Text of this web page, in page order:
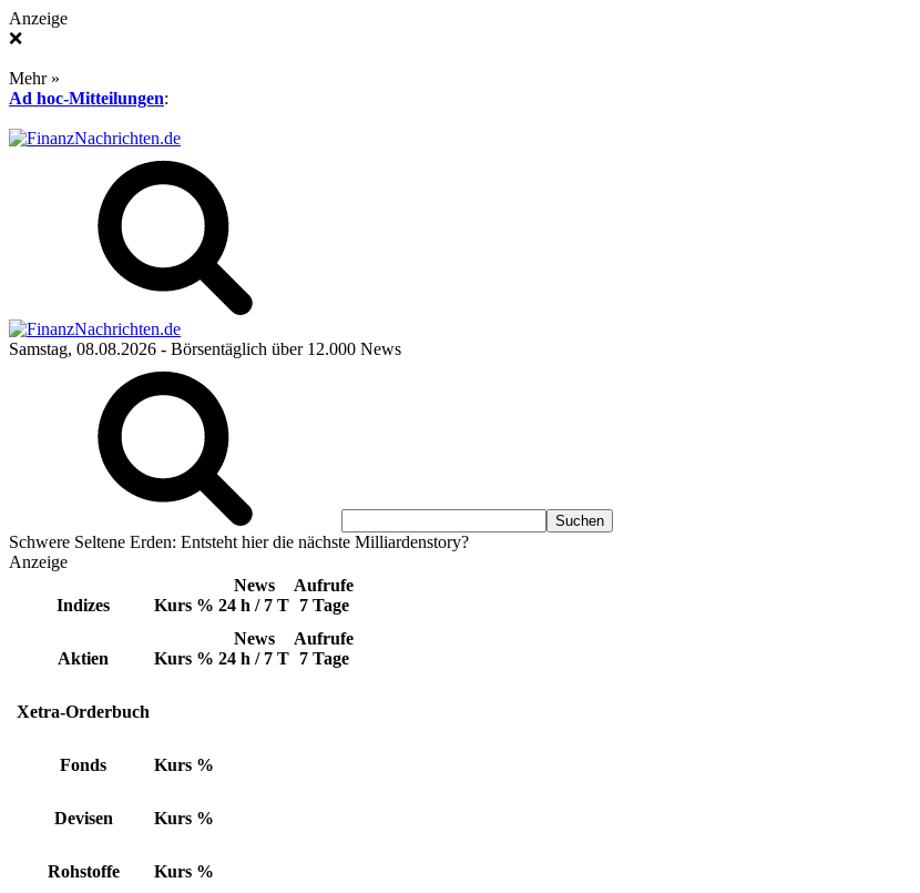
Anzeige
❌
Mehr »
Ad hoc-Mitteilungen:
Samstag, 08.08.2026 - Börsentäglich über 12.000 News
Schwere Seltene Erden: Entsteht hier die nächste Milliardenstory?
Anzeige
Indizes Kurs %
News
24 h / 7 T
Aufrufe
7 Tage
Aktien Kurs %
News
24 h / 7 T
Aufrufe
7 Tage
Xetra-Orderbuch
Fonds Kurs %
Devisen Kurs %
Rohstoffe Kurs %